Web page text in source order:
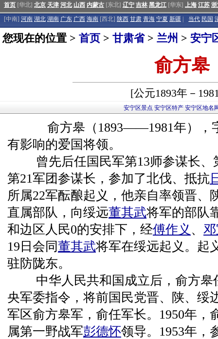
首页 [华北] 北京 天津 河北 山西 内蒙古 [东北] 辽宁 吉林 黑龙江 [华东] 上海 江苏
[中南] 河南 湖北 湖南 广东 广西 海南 [西北] 陕西 甘肃 青海 宁夏 新疆 当代 民国
您现在的位置 > 首页 > 甘肃省> 兰州 > 安宁
俞方皋
[公元1893年－
安宁区景点 安宁区特产 安宁区地名
俞方皋（1893——1981年），
有影响的爱国将领。
曾先后任国民军第13师参谋长、
第21军团参谋长，参加了北伐、抵抗
所属22军酝酿起义，他亲自率领晋、
直属部队，向绥远董其武将军的部队
和边区人民0的安排下，经傅作义 、
19日会同董其武将军在绥远起义。起
驻防陇东。
中华人民共和国成立后，俞方皋
央军委指令，将前国民党晋、陕、绥
军区俞方皋军，俞任军长。1950年，
属第一野战军彭德怀领导。1953年，